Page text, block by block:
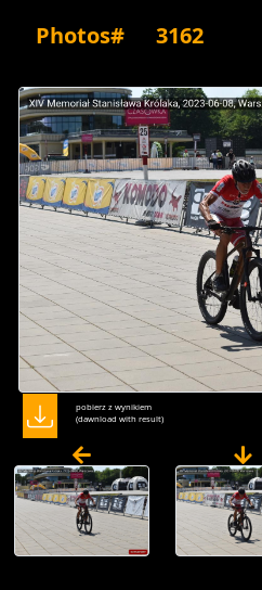
Photos# 3162
pobierz z wynikiem
(dawnload with result)